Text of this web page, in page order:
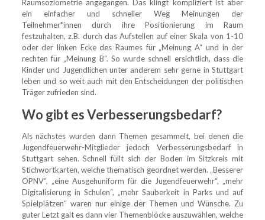
Raumsoziometrie angegangen. Das klingt kompliziert ist aber
ein einfacher und schneller Weg Meinungen der
Teilnehmer*innen durch ihre Positionierung im Raum
festzuhalten, z.B. durch das Aufstellen auf einer Skala von 1-10
oder der linken Ecke des Raumes für „Meinung A“ und in der
rechten für „Meinung B“. So wurde schnell ersichtlich, dass die
Kinder und Jugendlichen unter anderem sehr gerne in Stuttgart
leben und so weit auch mit den Entscheidungen der politischen
Träger zufrieden sind.
Wo gibt es Verbesserungsbedarf?
Als nächstes wurden dann Themen gesammelt, bei denen die
Jugendfeuerwehr-Mitglieder jedoch Verbesserungsbedarf in
Stuttgart sehen. Schnell füllt sich der Boden im Sitzkreis mit
Stichwortkarten, welche thematisch geordnet werden. „Besserer
ÖPNV“, „eine Ausgehuniform für die Jugendfeuerwehr“, „mehr
Digitalisierung in Schulen“, „mehr Sauberkeit in Parks und auf
Spielplätzen“ waren nur einige der Themen und Wünsche. Zu
guter Letzt galt es dann vier Themenblöcke auszuwählen, welche